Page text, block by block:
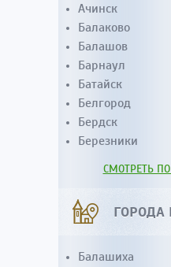
Ачинск
Балаково
Балашов
Барнаул
Батайск
Белгород
Бердск
Березники
СМОТРЕТЬ
ГОРОДА
Балашиха